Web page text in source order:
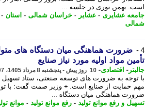
است. بهمن نوری در جلسه ...
جامعه عشایری - عشایر - خراسان شمالی - استان -
شمالی
4 -
ضرورت هماهنگی میان دستگاه های
تأمین مواد اولیه مورد نیاز صنایع
جالبتر - اقتصادی- 10 روز پیش - پنجشنبه 8 مرداد 1405، 20:07
با توجه به ضرورت های توسعه صنعتی، ستاد تسهیل
مهم حمایت از صنایع است. + وزیر صمت گفت: با
ضرورت هماهنگی میان دستگاه ...
تسهیل و رفع موانع تولید - رفع موانع تولید - موانع